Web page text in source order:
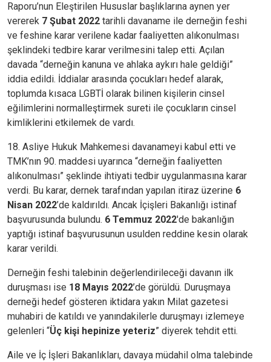
Raporu’nun Eleştirilen Hususlar başlıklarına aynen yer
vererek 7 Şubat 2022 tarihli davaname ile derneğin feshi
ve feshine karar verilene kadar faaliyetten alıkonulması
şeklindeki tedbire karar verilmesini talep etti. Açılan
davada “derneğin kanuna ve ahlaka aykırı hale geldiği”
iddia edildi. İddialar arasında çocukları hedef alarak,
toplumda kısaca LGBTİ olarak bilinen kişilerin cinsel
eğilimlerini normalleştirmek sureti ile çocukların cinsel
kimliklerini etkilemek de vardı.
18. Asliye Hukuk Mahkemesi davanameyi kabul etti ve
TMK’nın 90. maddesi uyarınca “derneğin faaliyetten
alıkonulması” şeklinde ihtiyati tedbir uygulanmasına karar
verdi. Bu karar, dernek tarafından yapılan itiraz üzerine 6
Nisan 2022’de kaldırıldı. Ancak İçişleri Bakanlığı istinaf
başvurusunda bulundu. 6 Temmuz 2022'de bakanlığın
yaptığı istinaf başvurusunun usulden reddine kesin olarak
karar verildi.
Derneğin feshi talebinin değerlendirileceği davanın ilk
duruşması ise 18 Mayıs 2022’de görüldü. Duruşmaya
derneği hedef gösteren iktidara yakın Milat gazetesi
muhabiri de katıldı ve yanındakilerle duruşmayı izlemeye
gelenleri “Üç kişi hepinize yeteriz” diyerek tehdit etti.
Aile ve İç İşleri Bakanlıkları, davaya müdahil olma talebinde